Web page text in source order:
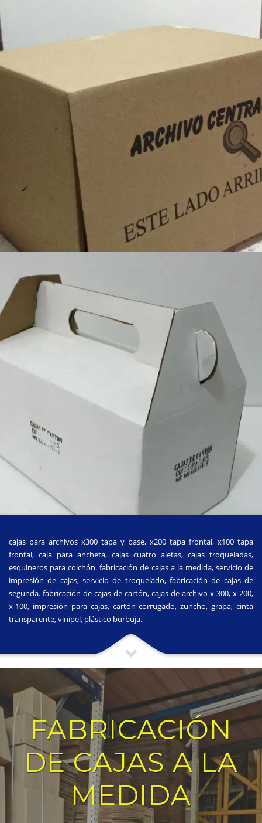
cajas para archivos x300 tapa y base, x200 tapa frontal, x100 tapa
frontal, caja para ancheta, cajas cuatro aletas, cajas troqueladas,
esquineros para colchón. fabricación de cajas a la medida, servicio de
impresión de cajas, servicio de troquelado, fabricación de cajas de
segunda. fabricación de cajas de cartón, cajas de archivo x-300, x-200,
x-100, impresión para cajas, cartón corrugado, zuncho, grapa, cinta
transparente, vinipel, plástico burbuja.
FABRICACIÓN
DE CAJAS A LA
MEDIDA